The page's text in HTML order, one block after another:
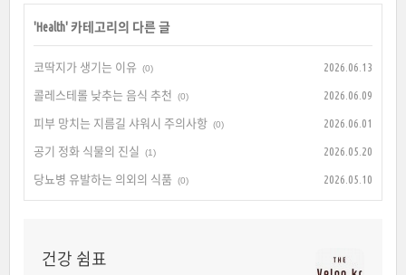
'Health' 카테고리의 다른 글
코딱지가 생기는 이유 (0) 2026.06.13
콜레스테롤 낮추는 음식 추천 (0) 2026.06.09
피부 망치는 지름길 샤워시 주의사항 (0) 2026.06.01
공기 정화 식물의 진실 (1) 2026.05.20
당뇨병 유발하는 의외의 식품 (0) 2026.05.10
건강 쉼표